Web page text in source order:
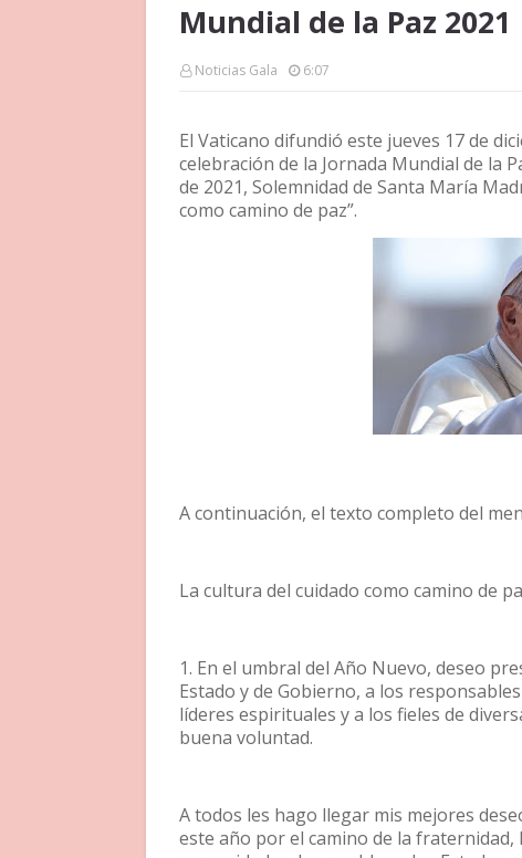
Mundial de la Paz 2021
Noticias Gala 6:07
El Vaticano difundió este jueves 17 de
celebración de la Jornada Mundial de la
de 2021, Solemnidad de Santa María
como camino de paz”.
A continuación, el texto completo del
La cultura del cuidado como camino de
1. En el umbral del Año Nuevo, deseo
Estado y de Gobierno, a los
líderes espirituales y a los fieles de
buena voluntad.
A todos les hago llegar mis mejores
este año por el camino de la